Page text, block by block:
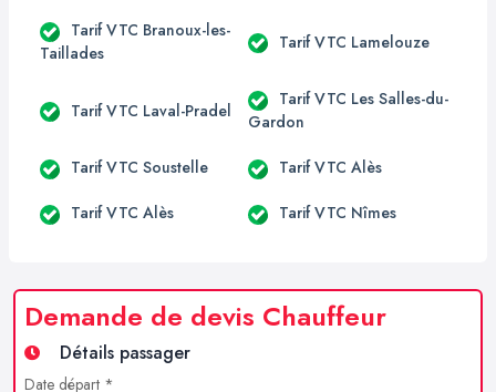
Tarif VTC Branoux-les-
Taillades
Tarif VTC Lamelouze
Tarif VTC Laval-Pradel
Tarif VTC Les Salles-du-
Gardon
Tarif VTC Soustelle Tarif VTC Alès
Tarif VTC Alès Tarif VTC Nîmes
Demande de devis Chauffeur
Détails passager
Date départ *